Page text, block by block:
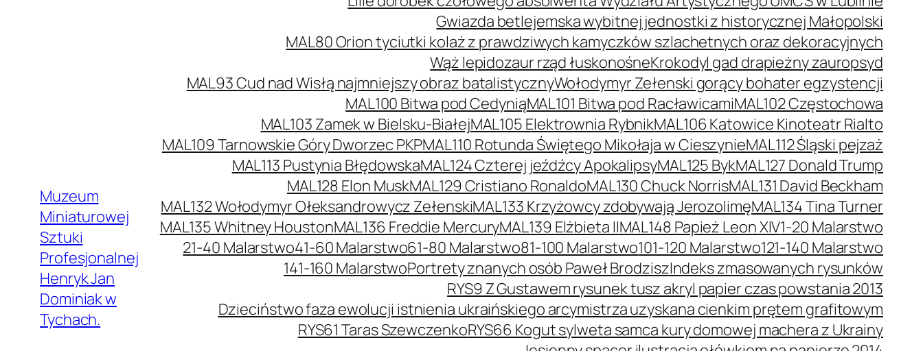
Muzeum
Miniaturowej
Sztuki
Profesjonalnej
Henryk Jan
Dominiak w
Tychach.
Gwiazda betlejemska wybitnej jednostki z historycznej Małopolski
MAL80 Orion tyciutki kolaż z prawdziwych kamyczków szlachetnych oraz dekoracyjnych
Wąż lepidozaur rząd łuskonośneKrokodyl gad drapieżny zauropsyd
MAL93 Cud nad Wisłą najmniejszy obraz batalistycznyWołodymyr Zełenski gorący bohater egzystencji
MAL100 Bitwa pod CedyniąMAL101 Bitwa pod RacławicamiMAL102 Częstochowa
MAL103 Zamek w Bielsku-BiałejMAL105 Elektrownia RybnikMAL106 Katowice Kinoteatr Rialto
MAL109 Tarnowskie Góry Dworzec PKPMAL110 Rotunda Świętego Mikołaja w CieszynieMAL112 Śląski pejzaż
MAL113 Pustynia BłędowskaMAL124 Czterej jeźdźcy ApokalipsyMAL125 BykMAL127 Donald Trump
MAL128 Elon MuskMAL129 Cristiano RonaldoMAL130 Chuck NorrisMAL131 David Beckham
MAL132 Wołodymyr Ołeksandrowycz ZełenskiMAL133 Krzyżowcy zdobywają JerozolimęMAL134 Tina Turner
MAL135 Whitney HoustonMAL136 Freddie MercuryMAL139 Elżbieta IIMAL148 Papież Leon XIV1-20 Malarstwo
21-40 Malarstwo41-60 Malarstwo61-80 Malarstwo81-100 Malarstwo101-120 Malarstwo121-140 Malarstwo
141-160 MalarstwoPortrety znanych osób Paweł BrodziszIndeks zmasowanych rysunków
RYS9 Z Gustawem rysunek tusz akryl papier czas powstania 2013
Dzieciństwo faza ewolucji istnienia ukraińskiego arcymistrza uzyskana cienkim prętem grafitowym
RYS61 Taras SzewczenkoRYS66 Kogut sylweta samca kury domowej machera z Ukrainy